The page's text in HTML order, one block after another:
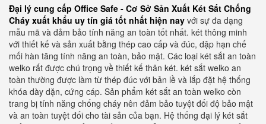
Đại lý cung cấp Office Safe - Cơ Sở Sản Xuất Két Sắt Chống
Cháy xuất khẩu uy tín giá tốt nhất hiện nay với sự đa dạng
mẫu mã và đảm bảo tính năng an toàn tốt nhất. két thông minh
với thiết kế và sản xuất bằng thép cao cấp và đúc, dập hạn chế
mối hàn tăng tính năng an toàn, bảo mật. Các loại két sắt an toàn
welko rất được chú trọng về thiết kế thân két. két sắt welko an
toàn thường được làm từ thép đúc với bản lề và lắp đặt hệ thống
khóa dày dặn, cứng cáp. Sản phẩm két sắt an toàn welko còn
trang bị tính năng chống cháy nên đảm bảo tuyệt đối độ bảo mật
và an toàn tuyệt đối cho tài sản của bạn. Hệ thống đại lý két sắt